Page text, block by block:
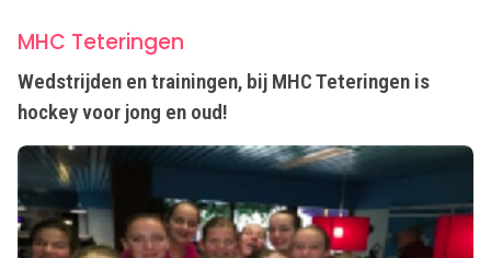
MHC Teteringen
Wedstrijden en trainingen, bij MHC Teteringen is
hockey voor jong en oud!